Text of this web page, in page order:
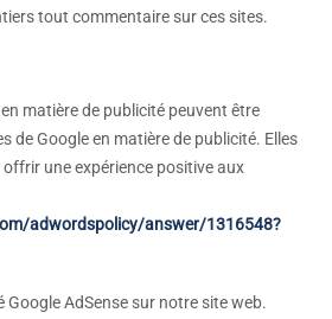
tout commentaire sur ces sites.
matière de publicité peuvent être
de Google en matière de publicité. Elles
une expérience positive aux
adwordspolicy/answer/1316548?
AdSense sur notre site web.